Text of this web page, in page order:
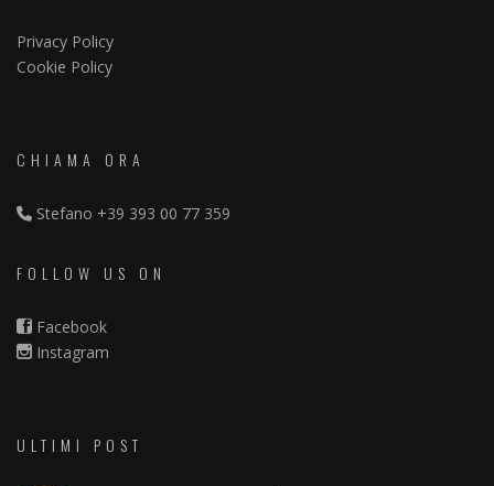
Privacy Policy
Cookie Policy
CHIAMA ORA
Stefano +39 393 00 77 359
FOLLOW US ON
Facebook
Instagram
ULTIMI POST